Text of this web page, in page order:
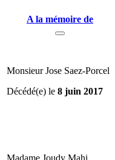
A la mémoire de
Monsieur Jose Saez-Porcel
Décédé(e) le 8 juin 2017
Madame Joudy Mahi